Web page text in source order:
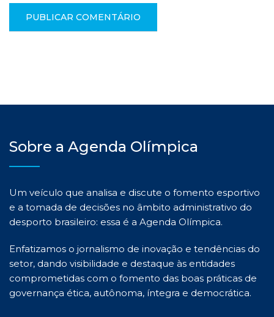
Sobre a Agenda Olímpica
Um veículo que analisa e discute o fomento esportivo
e a tomada de decisões no âmbito administrativo do
desporto brasileiro: essa é a Agenda Olímpica.
Enfatizamos o jornalismo de inovação e tendências do
setor, dando visibilidade e destaque às entidades
comprometidas com o fomento das boas práticas de
governança ética, autônoma, íntegra e democrática.